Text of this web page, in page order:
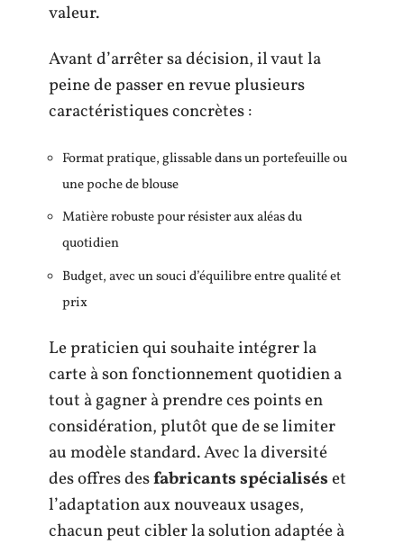
valeur.
Avant d’arrêter sa décision, il vaut la
peine de passer en revue plusieurs
caractéristiques concrètes :
Format pratique, glissable dans un portefeuille ou
une poche de blouse
Matière robuste pour résister aux aléas du
quotidien
Budget, avec un souci d’équilibre entre qualité et
prix
Le praticien qui souhaite intégrer la
carte à son fonctionnement quotidien a
tout à gagner à prendre ces points en
considération, plutôt que de se limiter
au modèle standard. Avec la diversité
des offres desfabricants spécialiséset
l’adaptation aux nouveaux usages,
chacun peut cibler la solution adaptée à